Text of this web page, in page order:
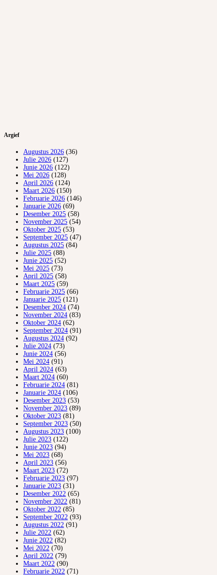
Argief
Augustus 2026 (36)
Julie 2026 (127)
Junie 2026 (122)
Mei 2026 (128)
April 2026 (124)
Maart 2026 (150)
Februarie 2026 (146)
Januarie 2026 (69)
Desember 2025 (58)
November 2025 (54)
Oktober 2025 (53)
September 2025 (47)
Augustus 2025 (84)
Julie 2025 (88)
Junie 2025 (52)
Mei 2025 (73)
April 2025 (58)
Maart 2025 (59)
Februarie 2025 (66)
Januarie 2025 (121)
Desember 2024 (74)
November 2024 (83)
Oktober 2024 (62)
September 2024 (91)
Augustus 2024 (92)
Julie 2024 (73)
Junie 2024 (56)
Mei 2024 (91)
April 2024 (63)
Maart 2024 (60)
Februarie 2024 (81)
Januarie 2024 (106)
Desember 2023 (53)
November 2023 (89)
Oktober 2023 (81)
September 2023 (50)
Augustus 2023 (100)
Julie 2023 (122)
Junie 2023 (94)
Mei 2023 (68)
April 2023 (56)
Maart 2023 (72)
Februarie 2023 (97)
Januarie 2023 (31)
Desember 2022 (65)
November 2022 (81)
Oktober 2022 (85)
September 2022 (93)
Augustus 2022 (91)
Julie 2022 (62)
Junie 2022 (82)
Mei 2022 (70)
April 2022 (79)
Maart 2022 (90)
Februarie 2022 (71)